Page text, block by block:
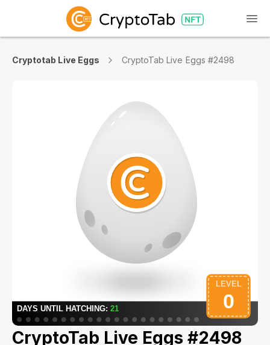
Cryptotab Live Eggs CryptoTab Live Eggs #2498
CryptoTab Live Eggs #2498